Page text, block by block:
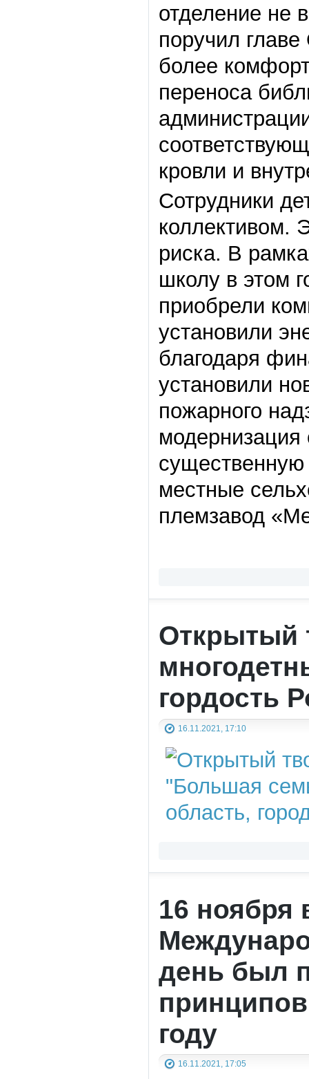
отделение не
поручил
более
переноса
кровли и
Сотрудники
коллективом.
риска. В
школу в этом
приобрели
установили
благодаря
установили
пожарного
модернизация
местные
племзавод
Открытый
гордость
16.11.2021, 17:10
16 ноября
день был
году
16.11.2021, 17:05